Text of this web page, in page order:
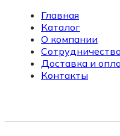
Главная
Каталог
О компании
Сотрудничество
Доставка и
Контакты